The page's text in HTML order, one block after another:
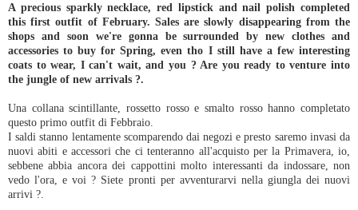
A precious sparkly necklace, red lipstick and nail polish completed
this first outfit of February. Sales are slowly disappearing from the
shops and soon we're gonna be surrounded by new clothes and
accessories to buy for Spring, even tho I still have a few interesting
coats to wear, I can't wait, and you ? Are you ready to venture into
the jungle of new arrivals ?.
Una collana scintillante, rossetto rosso e smalto rosso hanno completato
questo primo outfit di Febbraio.
I saldi stanno lentamente scomparendo dai negozi e presto saremo invasi da
nuovi abiti e accessori che ci tenteranno all'acquisto per la Primavera, io,
sebbene abbia ancora dei cappottini molto interessanti da indossare, non
vedo l'ora, e voi ? Siete pronti per avventurarvi nella giungla dei nuovi
arrivi ?.